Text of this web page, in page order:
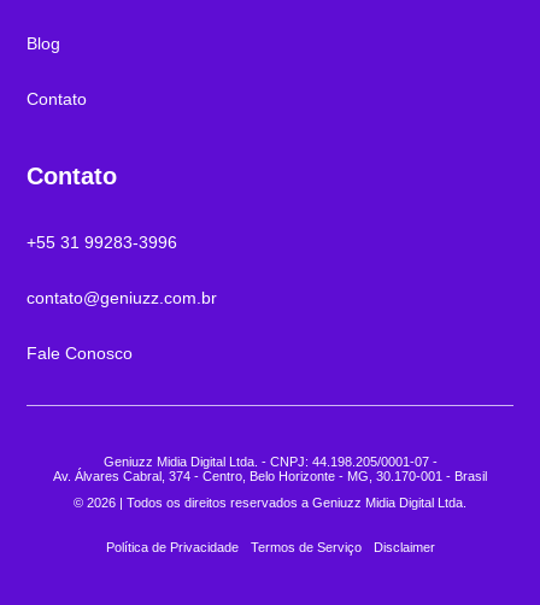
Blog
Contato
Contato
+55 31 99283-3996
contato@geniuzz.com.br
Fale Conosco
Geniuzz Midia Digital Ltda. - CNPJ: 44.198.205/0001-07 -
Av. Álvares Cabral, 374 - Centro, Belo Horizonte - MG, 30.170-001 - Brasil
© 2026 | Todos os direitos reservados a Geniuzz Midia Digital Ltda.
Política de Privacidade Termos de Serviço Disclaimer